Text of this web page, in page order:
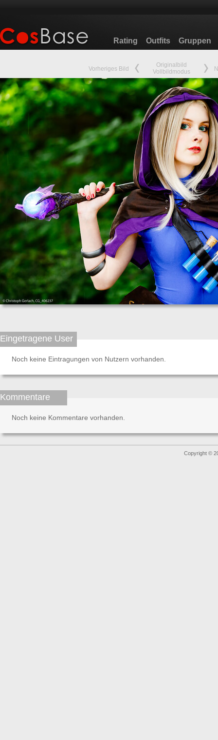
Rating Outfits Gruppen
Vorheriges Bild
Originalbild
Vollbildmodus
Eingetragene User
Noch keine Eintragungen von Nutzern vorhanden.
Kommentare
Noch keine Kommentare vorhanden.
Copyright ©